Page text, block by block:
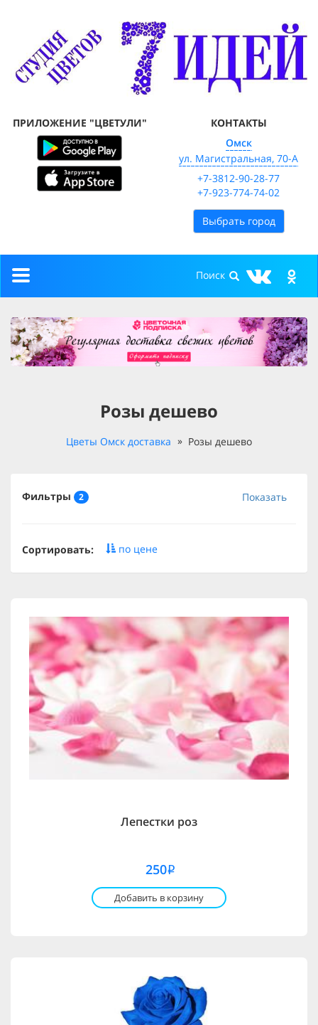
ПРИЛОЖЕНИЕ "ЦВЕТУЛИ"
КОНТАКТЫ
Омск
ул. Магистральная, 70-А
+7-3812-90-28-77
+7-923-774-74-02
Выбрать город
Toggle
Розы дешево
Цветы Омск доставка Розы дешево
Фильтры 2 Показать
Сортировать: по цене
Лепестки роз
250i
Добавить в корзину